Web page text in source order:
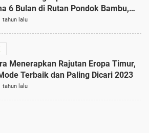
6 Bulan di Rutan Pondok Bambu,
tahun lalu
Menerapkan Rajutan Eropa Timur,
Terbaik dan Paling Dicari 2023
tahun lalu